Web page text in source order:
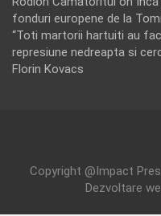
fonduri europene de la
“Toti martorii hartuiti au
represiune nedreapta si
Florin Kovacs
Copyright @Impact
Dezvoltare